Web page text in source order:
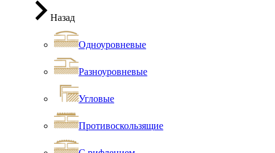
Назад
Одноуровневые
Разноуровневые
Угловые
Противоскользящие